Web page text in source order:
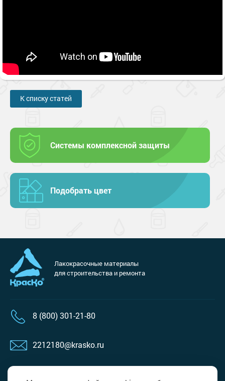
К списку статей
Системы комплексной защиты
Подобрать цвет
Лакокрасочные материалы
для строительства и ремонта
8 (800) 301-21-80
2212180@krasko.ru